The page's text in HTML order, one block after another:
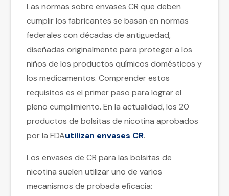
Las normas sobre envases CR que deben
cumplir los fabricantes se basan en normas
federales con décadas de antigüedad,
diseñadas originalmente para proteger a los
niños de los productos químicos domésticos y
los medicamentos. Comprender estos
requisitos es el primer paso para lograr el
pleno cumplimiento. En la actualidad, los 20
productos de bolsitas de nicotina aprobados
por la FDAutilizan envases CR.
Los envases de CR para las bolsitas de
nicotina suelen utilizar uno de varios
mecanismos de probada eficacia: